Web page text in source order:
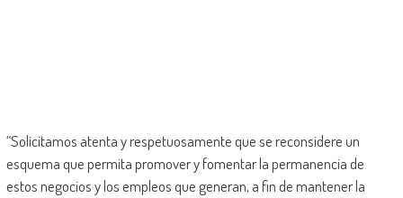
“Solicitamos atenta y respetuosamente que se reconsidere un
esquema que permita promover y fomentar la permanencia de
estos negocios y los empleos que generan, a fin de mantener la